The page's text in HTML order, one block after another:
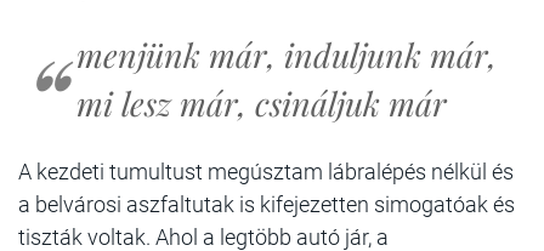
menjünk már, induljunk már,
mi lesz már, csináljuk már
A kezdeti tumultust megúsztam lábralépés nélkül és
a belvárosi aszfaltutak is kifejezetten simogatóak és
tiszták voltak. Ahol a legtöbb autó jár, a